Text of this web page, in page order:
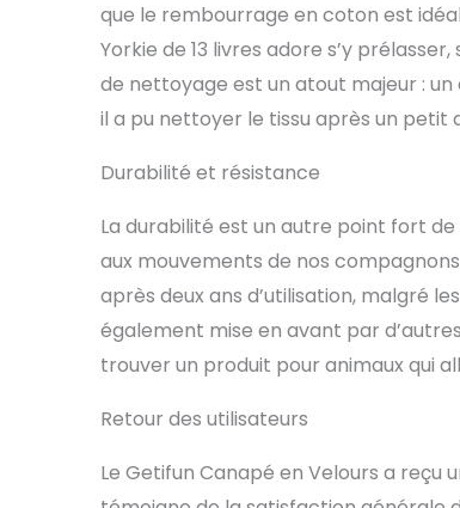
que le rembourrage en coton est
Yorkie de 13 livres adore s’y
de nettoyage est un atout majeur :
il a pu nettoyer le tissu après un petit
Durabilité et résistance
La durabilité est un autre point fort
aux mouvements de nos
après deux ans d’utilisation, malgré
également mise en avant par
trouver un produit pour animaux qui
Retour des utilisateurs
Le Getifun Canapé en Velours a reçu